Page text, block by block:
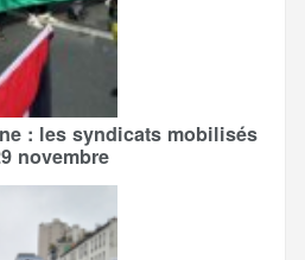
: les syndicats mobilisés
novembre